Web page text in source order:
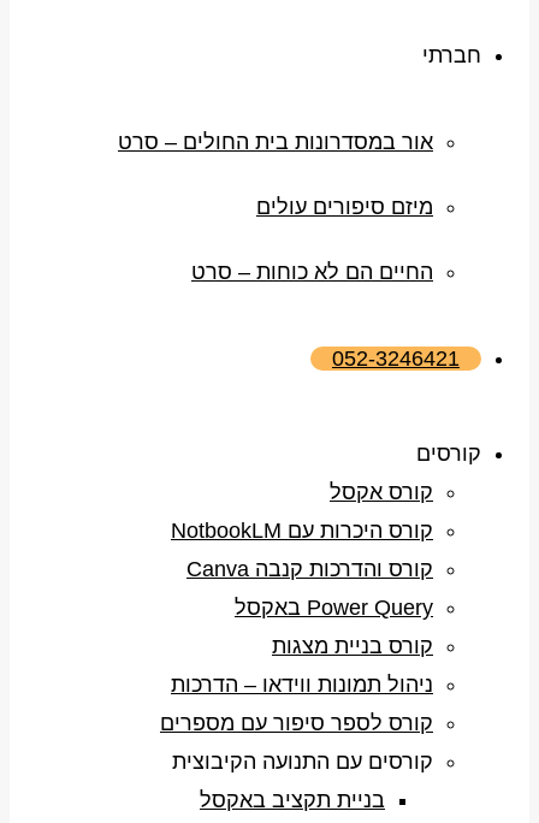
חברתי
אור במסדרונות בית החולים – סרט
מיזם סיפורים עולים
החיים הם לא כוחות – סרט
052-3246421
קורסים
קורס אקסל
קורס היכרות עם NotbookLM
קורס והדרכות קנבה Canva
Power Query באקסל
קורס בניית מצגות
ניהול תמונות ווידאו – הדרכות
קורס לספר סיפור עם מספרים
קורסים עם התנועה הקיבוצית
בניית תקציב באקסל